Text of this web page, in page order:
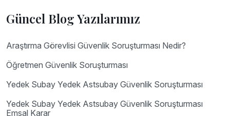
Güncel Blog Yazılarımız
Araştırma Görevlisi Güvenlik Soruşturması Nedir?
Öğretmen Güvenlik Soruşturması
Yedek Subay Yedek Astsubay Güvenlik Soruşturması
Yedek Subay Yedek Astsubay Güvenlik Soruşturması
Emsal Karar